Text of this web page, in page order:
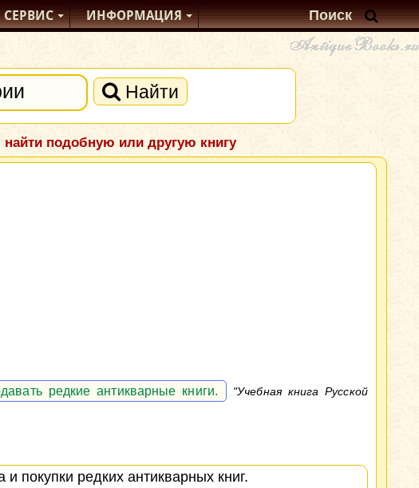
ИНФОРМАЦИЯ
Найти
подобную или другую книгу
редкие антикварные книги.
"Учебная книга Русской
покупки редких антикварных книг.